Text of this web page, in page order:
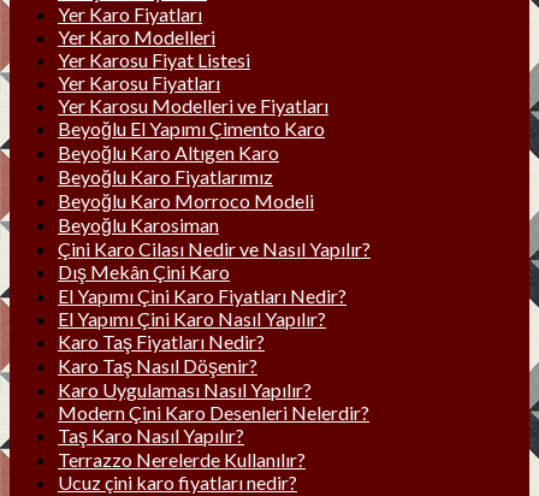
Yer Karo Fiyatları
Yer Karo Modelleri
Yer Karosu Fiyat Listesi
Yer Karosu Fiyatları
Yer Karosu Modelleri ve Fiyatları
Beyoğlu El Yapımı Çimento Karo
Beyoğlu Karo Altıgen Karo
Beyoğlu Karo Fiyatlarımız
Beyoğlu Karo Morroco Modeli
Beyoğlu Karosiman
Çini Karo Cilası Nedir ve Nasıl Yapılır?
Dış Mekân Çini Karo
El Yapımı Çini Karo Fiyatları Nedir?
El Yapımı Çini Karo Nasıl Yapılır?
Karo Taş Fiyatları Nedir?
Karo Taş Nasıl Döşenir?
Karo Uygulaması Nasıl Yapılır?
Modern Çini Karo Desenleri Nelerdir?
Taş Karo Nasıl Yapılır?
Terrazzo Nerelerde Kullanılır?
Ucuz çini karo fiyatları nedir?